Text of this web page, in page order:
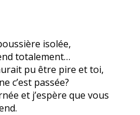
isolée,
totalement…
pu être pire et toi,
c’est passée?
et j’espère que vous